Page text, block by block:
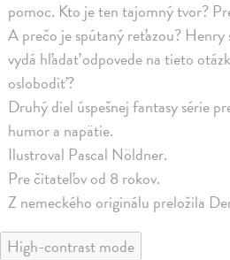
pomoc. Kto je ten tajomný tvor?
A prečo je spútaný reťazou? Henry
vydá hľadať odpovede na tieto
oslobodiť?
Druhý diel úspešnej fantasy série
humor a napätie.
Ilustroval Pascal Nöldner.
Pre čitateľov od 8 rokov.
Z nemeckého originálu preložila
High-contrast mode